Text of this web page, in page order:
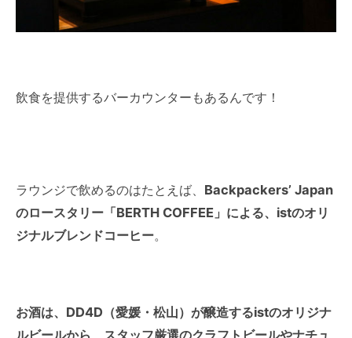
飲食を提供するバーカウンターもあるんです！
ラウンジで飲めるのはたとえば、 Backpackers’ Japan
のロースタリー「BERTH COFFEE」による、istのオリ
ジナルブレンドコーヒー。
お酒は、DD4D（愛媛・松山）が醸造するistのオリジナ
ルビールから、スタッフ厳選のクラフトビールやナチュ